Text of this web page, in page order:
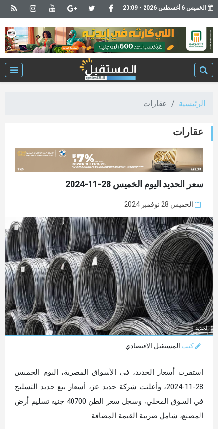
الخميس 6 أغسطس 2026 - 20:09
الرئيسية عقارات
عقارات
سعر الحديد اليوم الخميس 28-11-2024
الخميس 28 نوفمبر 2024
الحديد
كتب المستقبل الاقتصادي
استقرت أسعار الحديد، في الأسواق المصرية، اليوم الخميس
28-11-2024، وأعلنت شركة حديد عز، أسعار بيع حديد التسليح
في السوق المحلي، وسجل سعر الطن 40700 جنيه تسليم أرض
المصنع، شامل ضريبة القيمة المضافة.